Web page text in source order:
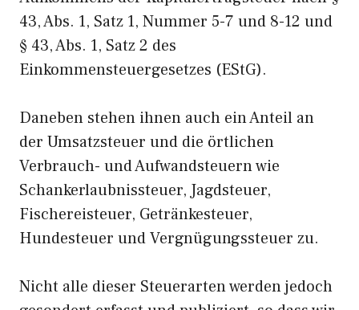
43, Abs. 1, Satz 1, Nummer 5-7 und 8-12 und
§ 43, Abs. 1, Satz 2 des
Einkommensteuergesetzes (EStG).
Daneben stehen ihnen auch ein Anteil an
der Umsatzsteuer und die örtlichen
Verbrauch- und Aufwandsteuern wie
Schankerlaubnissteuer, Jagdsteuer,
Fischereisteuer, Getränkesteuer,
Hundesteuer und Vergnügungssteuer zu.
Nicht alle dieser Steuerarten werden jedoch